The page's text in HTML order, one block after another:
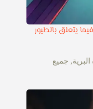
يتعلق بالطيور
, جميع